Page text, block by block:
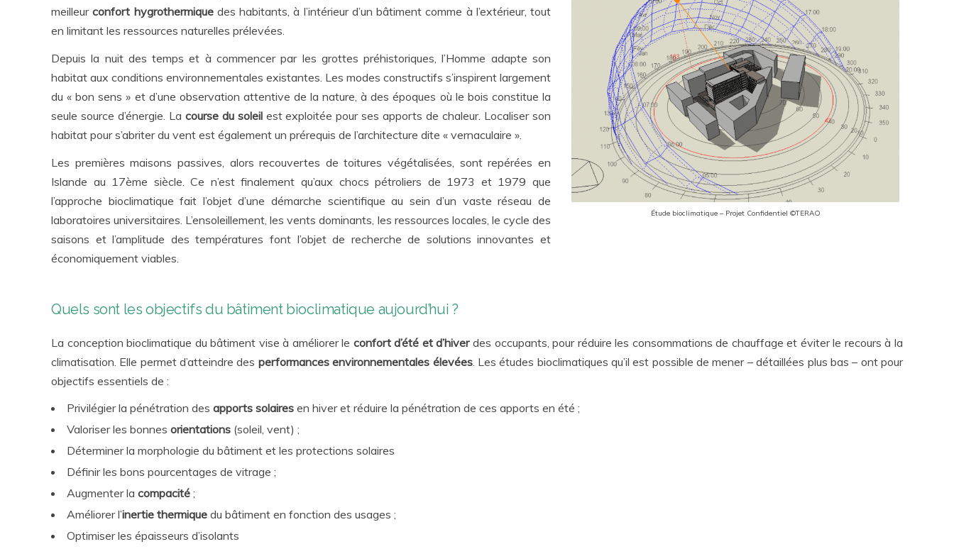
Étude bioclimatique – Projet Confidentiel ©TERAO
meilleurconfort hygrothermiquedes habitants, à l’intérieur d’un bâtiment comme à l’extérieur, tout
en limitant les ressources naturelles prélevées.
Depuis la nuit des temps et à commencer par les grottes préhistoriques, l’Homme adapte son
habitat aux conditions environnementales existantes. Les modes constructifs s’inspirent largement
du « bon sens » et d’une observation attentive de la nature, à des époques où le bois constitue la
seule source d’énergie. La course du soleilest exploitée pour ses apports de chaleur. Localiser son
habitat pour s’abriter du vent est également un prérequis de l’architecture dite « vernaculaire ».
Les premières maisons passives, alors recouvertes de toitures végétalisées, sont repérées en
Islande au 17ème siècle. Ce n’est finalement qu’aux chocs pétroliers de 1973 et 1979 que
l’approche bioclimatique fait l’objet d’une démarche scientifique au sein d’un vaste réseau de
laboratoires universitaires. L’ensoleillement, les vents dominants, les ressources locales, le cycle des
saisons et l’amplitude des températures font l’objet de recherche de solutions innovantes et
économiquement viables.
Quels sont les objectifs du bâtiment bioclimatique aujourd’hui ?
La conception bioclimatique du bâtiment vise à améliorer le confort d’été et d’hiverdes occupants, pour réduire les consommations de chauffage et éviter le recours à la
climatisation. Elle permet d’atteindre des performances environnementales élevées. Les études bioclimatiques qu’il est possible de mener – détaillées plus bas – ont pour
objectifs essentiels de :
Privilégier la pénétration des apports solaires en hiver et réduire la pénétration de ces apports en été ;
Valoriser les bonnes orientations (soleil, vent) ;
Déterminer la morphologie du bâtiment et les protections solaires
Définir les bons pourcentages de vitrage ;
Augmenter la compacité ;
Améliorer l’inertie thermique du bâtiment en fonction des usages ;
Optimiser les épaisseurs d’isolants